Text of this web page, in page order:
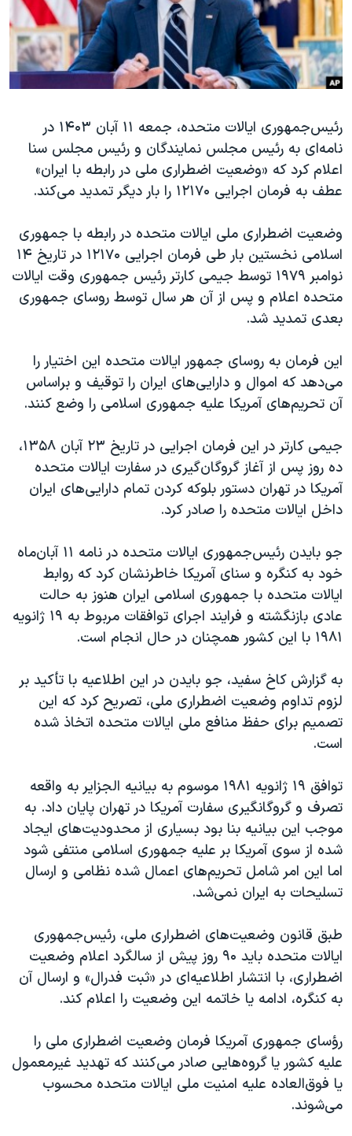
فرهنگ و زندگی
حقوق شهروندی
اقتصادی
اسرائیل در جنگ
گالری عکس
آرشیو پخش زنده
انتخابات ریاست جمهوری آمریکا ۲۰۲۴
حمله جمهوری اسلامی به اسرائیل
ورزش زنان در ایران
اعتراضات زن، زندگی، آزادی
مجموعه مستندهای دادخواهی
دادگاه حمید نوری
چهل سال گروگان‌گیری
قانون شفافیت دارائی کادر رهبری ایران
اعتراضات مردمی آبان ۹۸
اسرائیل در جنگ
نرگس محمدی برنده جایزه نوبل صلح
همایش محافظه‌کاران آمریکا «سی‌پک»
صفحه‌های ویژه
سفر پرزیدنت ترامپ به چین
دنبال کنید
زبانهای مختلف
رئیس‌جمهوری ایالات متحده، جمعه ۱۱ آبان ۱۴۰۳ در
نامه‌ای به رئیس مجلس نمایندگان و رئیس مجلس سنا
اعلام کرد که «وضعیت اضطراری ملی در رابطه با ایران»
عطف به فرمان اجرایی ۱۲۱۷۰ را بار دیگر تمدید می‌کند.
وضعیت اضطراری ملی ایالات متحده در رابطه با جمهوری
اسلامی نخستین بار طی فرمان اجرایی ۱۲۱۷۰ در تاریخ ۱۴
نوامبر ۱۹۷۹ توسط جیمی کارتر رئیس جمهوری وقت ایالات
متحده اعلام و پس از آن هر سال توسط روسای جمهوری
بعدی تمدید شد.
این فرمان به روسای جمهور ایالات متحده این اختیار را
می‌دهد که اموال و دارایی‌های ایران را توقیف و براساس
آن تحریم‌های آمریکا علیه جمهوری اسلامی را وضع کنند.
جیمی کارتر در این فرمان اجرایی در تاریخ ۲۳ آبان ۱۳۵۸،
ده روز پس از آغاز گروگان‌گیری در سفارت ایالات متحده
آمریکا در تهران دستور بلوکه کردن تمام دارایی‌های ایران
داخل ایالات متحده را صادر کرد.
جو بایدن رئیس‌جمهوری ایالات متحده در نامه ۱۱ آبان‌ماه
خود به کنگره و سنای آمریکا خاطرنشان کرد که روابط
ایالات متحده با جمهوری اسلامی ایران هنوز به حالت
عادی بازنگشته و فرایند اجرای توافقات مربوط به ۱۹ ژانویه
۱۹۸۱ با این کشور همچنان در حال انجام است.
به گزارش کاخ سفید، جو بایدن در این اطلاعیه با تأکید بر
لزوم تداوم وضعیت اضطراری ملی، تصریح کرد که این
تصمیم برای حفظ منافع ملی ایالات متحده اتخاذ شده
است.
توافق ۱۹ ژانویه ۱۹۸۱ موسوم به بیانیه الجزایر به واقعه
تصرف و گروگانگیری سفارت آمریکا در تهران پایان داد. به
موجب این بیانیه بنا بود بسیاری از محدودیت‌های ایجاد
شده از سوی آمریکا بر علیه جمهوری اسلامی منتفی شود
اما این امر شامل تحریم‌های اعمال شده نظامی و ارسال
تسلیحات به ایران نمی‌شد.
طبق قانون وضعیت‌های اضطراری ملی، رئیس‌جمهوری
ایالات متحده باید ۹۰ روز پیش از سالگرد اعلام وضعیت
اضطراری، با انتشار اطلاعیه‌ای در «ثبت فدرال» و ارسال آن
به کنگره، ادامه یا خاتمه این وضعیت را اعلام کند.
رؤسای جمهوری آمریکا فرمان وضعیت اضطراری ملی را
علیه کشور یا گروه‌هایی صادر می‌کنند که تهدید غیرمعمول
یا فوق‌العاده علیه امنیت ملی ایالات متحده محسوب
می‌شوند.